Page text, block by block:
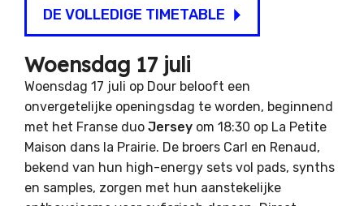
DE VOLLEDIGE TIMETABLE
Woensdag 17 juli
Woensdag 17 juli op Dour belooft een
onvergetelijke openingsdag te worden, beginnend
met het Franse duo Jersey om 18:30 op La Petite
Maison dans la Prairie. De broers Carl en Renaud,
bekend van hun high-energy sets vol pads, synths
en samples, zorgen met hun aanstekelijke